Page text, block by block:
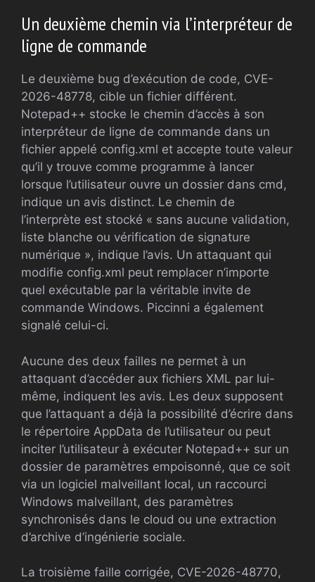
Un deuxième chemin via l’interpréteur de
ligne de commande
Le deuxième bug d’exécution de code, CVE-
2026-48778, cible un fichier différent.
Notepad++ stocke le chemin d’accès à son
interpréteur de ligne de commande dans un
fichier appelé config.xml et accepte toute valeur
qu’il y trouve comme programme à lancer
lorsque l’utilisateur ouvre un dossier dans cmd,
indique un avis distinct. Le chemin de
l’interprète est stocké « sans aucune validation,
liste blanche ou vérification de signature
numérique », indique l’avis. Un attaquant qui
modifie config.xml peut remplacer n’importe
quel exécutable par la véritable invite de
commande Windows. Piccinni a également
signalé celui-ci.
Aucune des deux failles ne permet à un
attaquant d’accéder aux fichiers XML par lui-
même, indiquent les avis. Les deux supposent
que l’attaquant a déjà la possibilité d’écrire dans
le répertoire AppData de l’utilisateur ou peut
inciter l’utilisateur à exécuter Notepad++ sur un
dossier de paramètres empoisonné, que ce soit
via un logiciel malveillant local, un raccourci
Windows malveillant, des paramètres
synchronisés dans le cloud ou une extraction
d’archive d’ingénierie sociale.
La troisième faille corrigée, CVE-2026-48770,